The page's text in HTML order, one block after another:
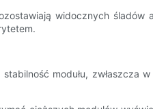
widocznych śladów
modułu, zwłaszcza